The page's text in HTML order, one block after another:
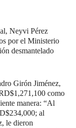
Neyvi Pérez
por el Ministerio
desmantelado
Girón Jiménez,
como
manera: “Al
al
le dieron